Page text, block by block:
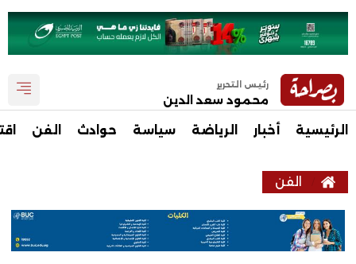
رئيس التحرير
محمود سعد الدين
الرئيسية أخبار الرياضة سياسة حوادث الفن
الفن